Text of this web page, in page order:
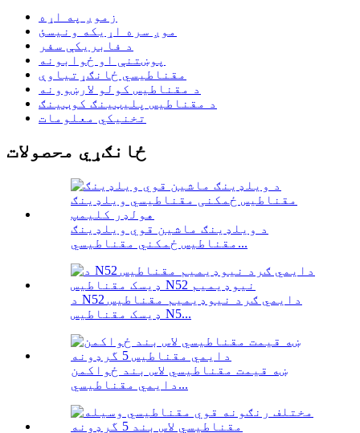
زموږ په اړه
موږ سره اړیکه ونیسئ
د فابریکې سفر
پوښتنې او ځوابونه
مقناطیسي ځانګړتیاوې
د مقناطیس کولو لارښوونه
د مقناطیس پلیټینګ کوټینګ
تخنیکي معلومات
ځانګړي محصولات
د ویلډینګ ماشین قوي ویلډینګ
مقناطیس ځمکني مقناطیسي...
د N52 دایمي ګرد نیوډیمیم مقناطیس
ډیسک مقناطیس N5...
ښه قیمت مقناطیسي لاس بند ځواکمن
دایمي مقناطیسي...